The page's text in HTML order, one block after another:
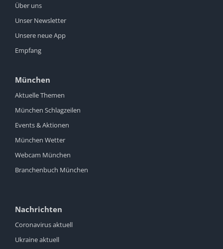
Über uns
Unser Newsletter
Unsere neue App
Empfang
München
Aktuelle Themen
München Schlagzeilen
Events & Aktionen
München Wetter
Webcam München
Branchenbuch München
Nachrichten
Coronavirus aktuell
Ukraine aktuell